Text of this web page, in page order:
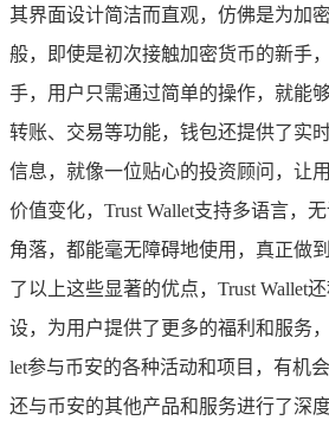
其界面设计简洁而直观，仿佛是为加
般，即使是初次接触加密货币的新手
手，用户只需通过简单的操作，就能
转账、交易等功能，钱包还提供了实
信息，就像一位贴心的投资顾问，让
价值变化，Trust Wallet支持多语言，
角落，都能毫无障碍地使用，真正做
了以上这些显著的优点，Trust Wallet
设，为用户提供了更多的福利和服务
let参与币安的各种活动和项目，有机
还与币安的其他产品和服务进行了深